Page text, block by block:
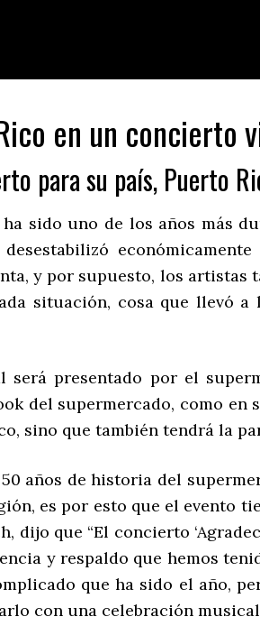
en un concierto
para su país, Puerto
sido uno de los años más
y por supuesto, los
situación, cosa que llevó
presentado por el
del supermercado, como en
sino que también tendrá la
años de historia del
es por esto que el evento
dijo que “El concierto
y respaldo que hemos
que ha sido el año,
con una celebración